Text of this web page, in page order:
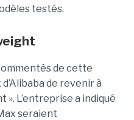
testés.
de cette
de revenir à
». L’entreprise a indiqué
seraient